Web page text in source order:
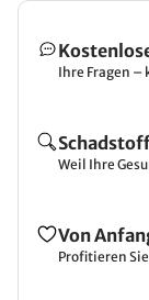
Ihre Fragen
Weil Ihre
Von
Profitieren